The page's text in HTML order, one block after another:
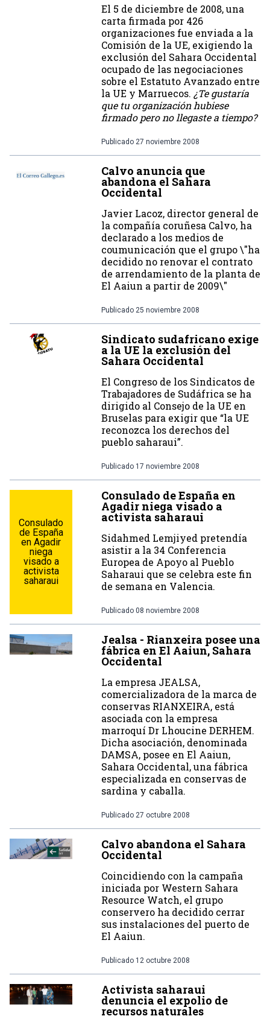
El 5 de diciembre de 2008, una
carta firmada por 426
organizaciones fue enviada a la
Comisión de la UE, exigiendo la
exclusión del Sahara Occidental
ocupado de las negociaciones
sobre el Estatuto Avanzado entre
la UE y Marruecos. ¿Te gustaría
que tu organización hubiese
firmado pero no llegaste a tiempo?
Publicado 27 noviembre 2008
Calvo anuncia que
abandona el Sahara
Occidental
Javier Lacoz, director general de
la compañía coruñesa Calvo, ha
declarado a los medios de
coumunicación que el grupo \"ha
decidido no renovar el contrato
de arrendamiento de la planta de
El Aaiun a partir de 2009\"
Publicado 25 noviembre 2008
Sindicato sudafricano exige
a la UE la exclusión del
Sahara Occidental
El Congreso de los Sindicatos de
Trabajadores de Sudáfrica se ha
dirigido al Consejo de la UE en
Bruselas para exigir que “la UE
reconozca los derechos del
pueblo saharaui”.
Publicado 17 noviembre 2008
Consulado
de España
en Agadir
niega
visado a
activista
saharaui
Consulado de España en
Agadir niega visado a
activista saharaui
Sidahmed Lemjiyed pretendía
asistir a la 34 Conferencia
Europea de Apoyo al Pueblo
Saharaui que se celebra este fin
de semana en Valencia.
Publicado 08 noviembre 2008
Jealsa - Rianxeira posee una
fábrica en El Aaiun, Sahara
Occidental
La empresa JEALSA,
comercializadora de la marca de
conservas RIANXEIRA, está
asociada con la empresa
marroquí­ Dr Lhoucine DERHEM.
Dicha asociación, denominada
DAMSA, posee en El Aaiun,
Sahara Occidental, una fábrica
especializada en conservas de
sardina y caballa.
Publicado 27 octubre 2008
Calvo abandona el Sahara
Occidental
Coincidiendo con la campaña
iniciada por Western Sahara
Resource Watch, el grupo
conservero ha decidido cerrar
sus instalaciones del puerto de
El Aaiun.
Publicado 12 octubre 2008
Activista saharaui
denuncia el expolio de
recursos naturales